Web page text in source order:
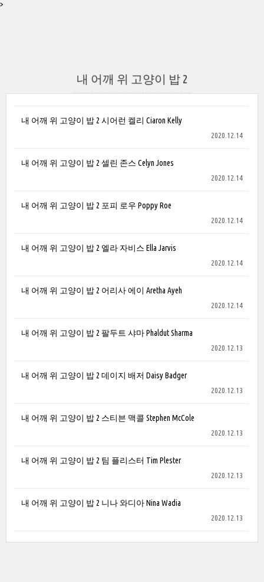
>
내 어깨 위 고양이 밥 2
내 어깨 위 고양이 밥 2 시어런 켈리 Ciaron Kelly
2020.12.14
내 어깨 위 고양이 밥 2 셀린 존스 Celyn Jones
2020.12.14
내 어깨 위 고양이 밥 2 포피 로우 Poppy Roe
2020.12.14
내 어깨 위 고양이 밥 2 엘라 자비스 Ella Jarvis
2020.12.14
내 어깨 위 고양이 밥 2 어리사 에이 Aretha Ayeh
2020.12.14
내 어깨 위 고양이 밥 2 팔두트 샤마 Phaldut Sharma
2020.12.13
내 어깨 위 고양이 밥 2 데이지 배저 Daisy Badger
2020.12.13
내 어깨 위 고양이 밥 2 스티븐 맥콜 Stephen McCole
2020.12.13
내 어깨 위 고양이 밥 2 팀 플리스터 Tim Plester
2020.12.13
내 어깨 위 고양이 밥 2 니나 와디아 Nina Wadia
2020.12.13